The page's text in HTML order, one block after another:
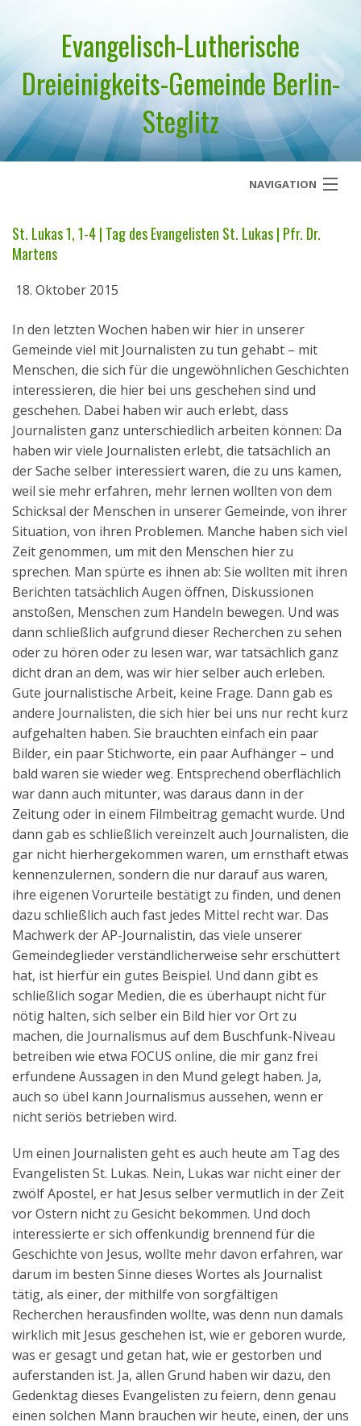
Evangelisch-Lutherische
Dreieinigkeits-Gemeinde Berlin-
Steglitz
NAVIGATION
Über uns
Geistliches Wort
Termine
Aktuelles
Kontakt
English
St. Lukas 1, 1-4 | Tag des Evangelisten St. Lukas | Pfr. Dr.
Martens
18. Oktober 2015
In den letzten Wochen haben wir hier in unserer
Gemeinde viel mit Journalisten zu tun gehabt – mit
Menschen, die sich für die ungewöhnlichen Geschichten
interessieren, die hier bei uns geschehen sind und
geschehen. Dabei haben wir auch erlebt, dass
Journalisten ganz unterschiedlich arbeiten können: Da
haben wir viele Journalisten erlebt, die tatsächlich an
der Sache selber interessiert waren, die zu uns kamen,
weil sie mehr erfahren, mehr lernen wollten von dem
Schicksal der Menschen in unserer Gemeinde, von ihrer
Situation, von ihren Problemen. Manche haben sich viel
Zeit genommen, um mit den Menschen hier zu
sprechen. Man spürte es ihnen ab: Sie wollten mit ihren
Berichten tatsächlich Augen öffnen, Diskussionen
anstoßen, Menschen zum Handeln bewegen. Und was
dann schließlich aufgrund dieser Recherchen zu sehen
oder zu hören oder zu lesen war, war tatsächlich ganz
dicht dran an dem, was wir hier selber auch erleben.
Gute journalistische Arbeit, keine Frage. Dann gab es
andere Journalisten, die sich hier bei uns nur recht kurz
aufgehalten haben. Sie brauchten einfach ein paar
Bilder, ein paar Stichworte, ein paar Aufhänger – und
bald waren sie wieder weg. Entsprechend oberflächlich
war dann auch mitunter, was daraus dann in der
Zeitung oder in einem Filmbeitrag gemacht wurde. Und
dann gab es schließlich vereinzelt auch Journalisten, die
gar nicht hierhergekommen waren, um ernsthaft etwas
kennenzulernen, sondern die nur darauf aus waren,
ihre eigenen Vorurteile bestätigt zu finden, und denen
dazu schließlich auch fast jedes Mittel recht war. Das
Machwerk der AP-Journalistin, das viele unserer
Gemeindeglieder verständlicherweise sehr erschüttert
hat, ist hierfür ein gutes Beispiel. Und dann gibt es
schließlich sogar Medien, die es überhaupt nicht für
nötig halten, sich selber ein Bild hier vor Ort zu
machen, die Journalismus auf dem Buschfunk-Niveau
betreiben wie etwa FOCUS online, die mir ganz frei
erfundene Aussagen in den Mund gelegt haben. Ja,
auch so übel kann Journalismus aussehen, wenn er
nicht seriös betrieben wird.
Um einen Journalisten geht es auch heute am Tag des
Evangelisten St. Lukas. Nein, Lukas war nicht einer der
zwölf Apostel, er hat Jesus selber vermutlich in der Zeit
vor Ostern nicht zu Gesicht bekommen. Und doch
interessierte er sich offenkundig brennend für die
Geschichte von Jesus, wollte mehr davon erfahren, war
darum im besten Sinne dieses Wortes als Journalist
tätig, als einer, der mithilfe von sorgfältigen
Recherchen herausfinden wollte, was denn nun damals
wirklich mit Jesus geschehen ist, wie er geboren wurde,
was er gesagt und getan hat, wie er gestorben und
auferstanden ist. Ja, allen Grund haben wir dazu, den
Gedenktag dieses Evangelisten zu feiern, denn genau
einen solchen Mann brauchen wir heute, einen, der uns